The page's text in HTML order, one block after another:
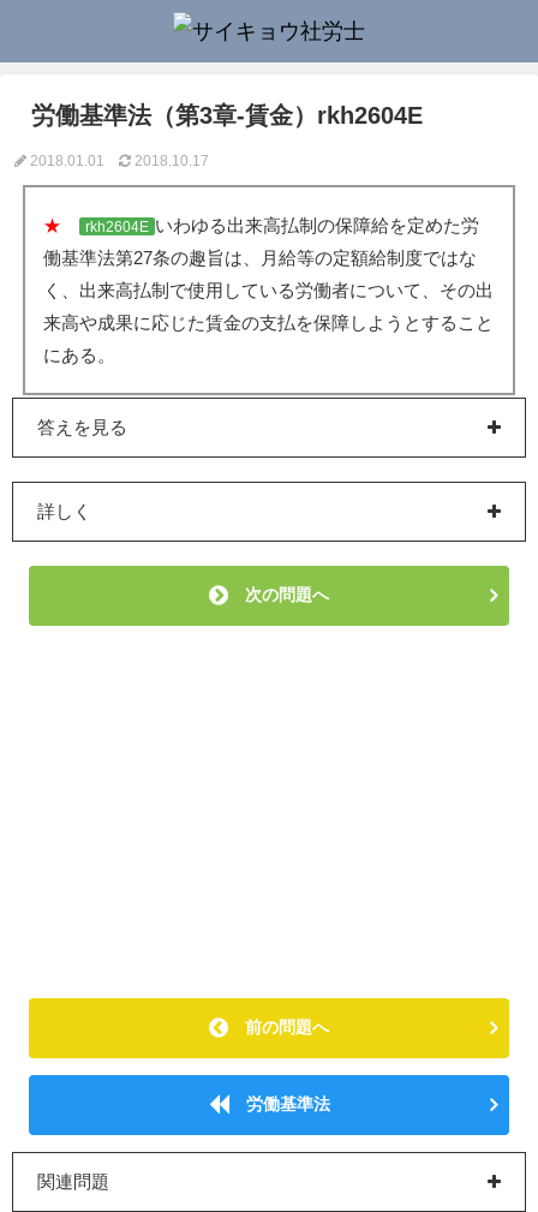
労働基準法（第3章-賃金）rkh2604E
2018.01.01 2018.10.17
★ rkh2604E いわゆる出来高払制の保障給を定めた労
働基準法第27条の趣旨は、月給等の定額給制度ではな
く、出来高払制で使用している労働者について、その出
来高や成果に応じた賃金の支払を保障しようとすること
にある。
答えを見る
詳しく
次の問題へ
前の問題へ
労働基準法
関連問題